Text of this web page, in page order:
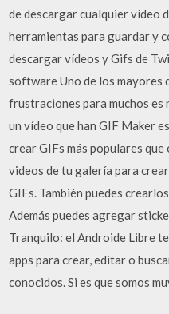
de descargar cualquier vídeo
herramientas para guardar y
descargar vídeos y Gifs de
software Uno de los mayores
frustraciones para muchos
un vídeo que han GIF Maker
crear GIFs más populares
videos de tu galería para
GIFs. También puedes
Además puedes agregar
Tranquilo: el Androide Libre
apps para crear, editar o
conocidos. Si es que somos